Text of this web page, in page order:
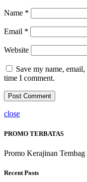
Name *
Email *
Website
Save my name,
time I comment.
close
PROMO TERBATAS
Promo Kerajinan Tembag
Recent Posts